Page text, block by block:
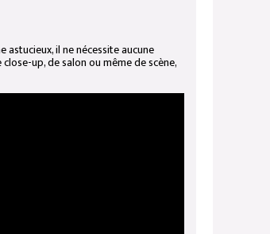
astucieux, il ne nécessite aucune
up, de salon ou même de scène,